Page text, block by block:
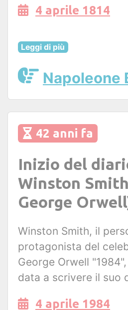
4 aprile 1814
Leggi di più
Napoleone
42 anni fa
Inizio del
Winston
George
Winston Smith, il
protagonista del
George Orwell
data a scrivere il suo
4 aprile 1984